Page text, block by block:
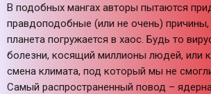
В подобных мангах авторы пытаются
правдоподобные (или не очень)
планета погружается в хаос. Будь то
болезни, косящий миллионы людей, или
смена климата, под который мы не
Самый распространенный повод –